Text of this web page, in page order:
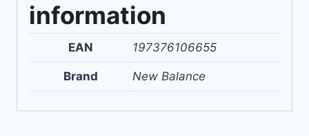
information
EAN 197376106655
Brand New Balance